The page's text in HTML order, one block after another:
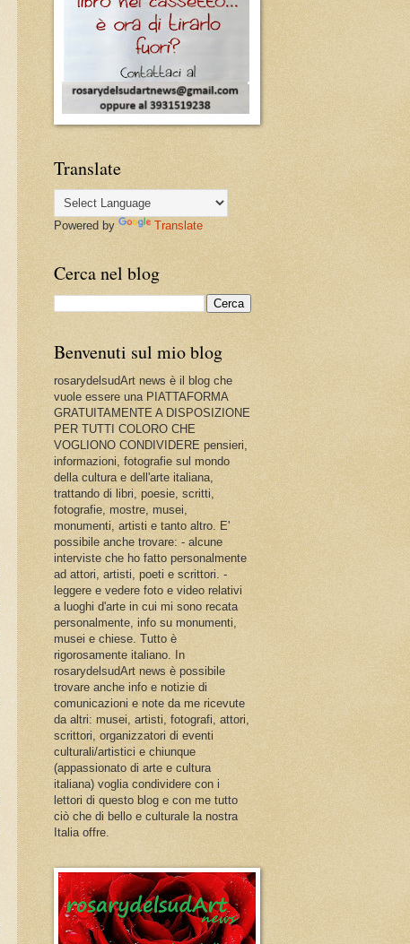
Translate
Powered by Translate
Cerca nel blog
Benvenuti sul mio blog
rosarydelsudArt news è il blog che
vuole essere una PIATTAFORMA
GRATUITAMENTE A DISPOSIZIONE
PER TUTTI COLORO CHE
VOGLIONO CONDIVIDERE pensieri,
informazioni, fotografie sul mondo
della cultura e dell'arte italiana,
trattando di libri, poesie, scritti,
fotografie, mostre, musei,
monumenti, artisti e tanto altro. E'
possibile anche trovare: - alcune
interviste che ho fatto personalmente
ad attori, artisti, poeti e scrittori. -
leggere e vedere foto e video relativi
a luoghi d'arte in cui mi sono recata
personalmente, info su monumenti,
musei e chiese. Tutto è
rigorosamente italiano. In
rosarydelsudArt news è possibile
trovare anche info e notizie di
comunicazioni e note da me ricevute
da altri: musei, artisti, fotografi, attori,
scrittori, organizzatori di eventi
culturali/artistici e chiunque
(appassionato di arte e cultura
italiana) voglia condividere con i
lettori di questo blog e con me tutto
ciò che di bello e culturale la nostra
Italia offre.